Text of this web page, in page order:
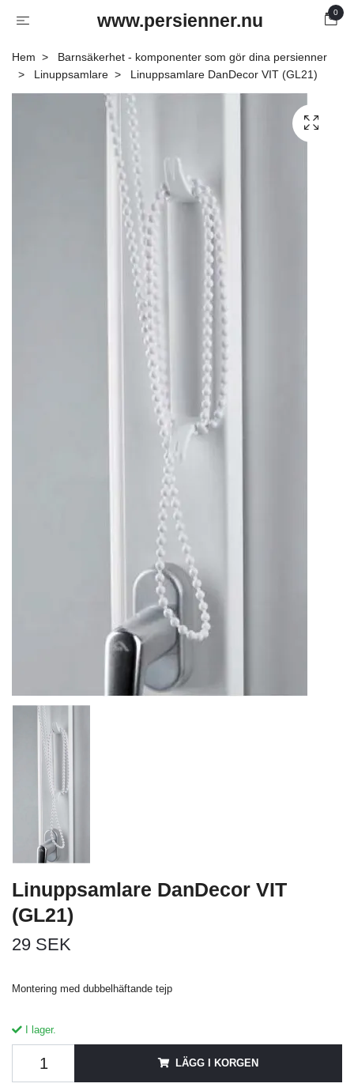
www.persienner.nu 0
Hem
Barnsäkerhet - komponenter som gör dina persienner
Linuppsamlare
Linuppsamlare DanDecor VIT (GL21)
Linuppsamlare DanDecor VIT
(GL21)
29 SEK
Montering med dubbelhäftande tejp
I lager.
LÄGG I KORGEN